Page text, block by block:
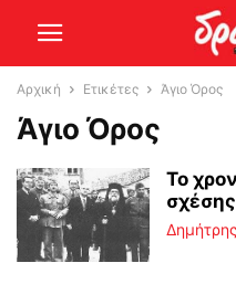
Αρχική Ετικέτες Άγιο Όρος
Άγιο Όρος
Το